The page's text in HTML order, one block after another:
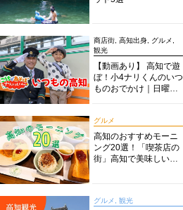
商店街, 高知出身, グルメ,
観光
【動画あり】 高知で遊
ぼ！小4ナリくんのいつ
ものおでかけ｜日曜市
グルメ
高知のおすすめモーニ
ング20選！「喫茶店の
街」高知で美味しい喫
グルメ, 観光